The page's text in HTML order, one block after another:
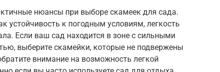
нюансы при выборе скамеек для сада.
устойчивость к погодным условиям, легкость
Если ваш сад находится в зоне с сильными
выберите скамейки, которые не подвержены
внимание на возможность легкой